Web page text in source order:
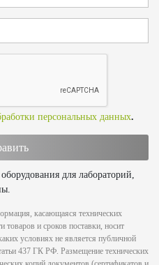
персональных данных.
для лабораторий,
касающаяся технических
товаров и сроков поставки, носит
условиях не является публичной
437 ГК РФ. Размещение технических